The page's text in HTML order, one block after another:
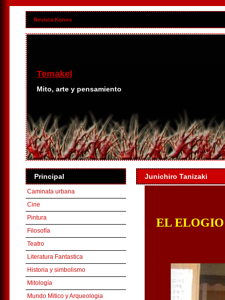
Revista Kenos
Temakel
Mito, arte y pensamiento
Principal
Caminata urbana
Cine
Pintura
Filosofía
Teatro
Literatura Fantastica
Historia y simbolismo
Mitología
Mundo Mitico y Arqueologia
Junichiro Tanizaki
EL